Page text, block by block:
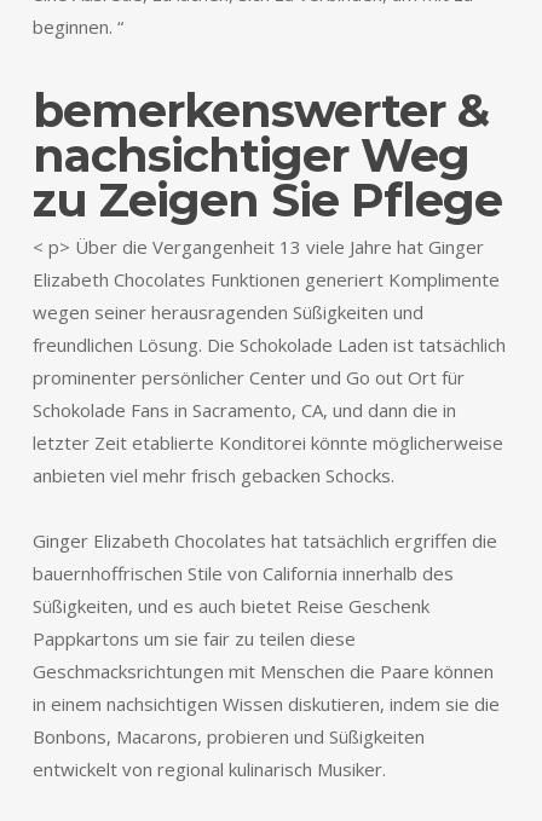
beginnen. “
bemerkenswerter &
nachsichtiger Weg
zu Zeigen Sie Pflege
< p> Über die Vergangenheit 13 viele Jahre hat Ginger
Elizabeth Chocolates Funktionen generiert Komplimente
wegen seiner herausragenden Süßigkeiten und
freundlichen Lösung. Die Schokolade Laden ist tatsächlich
prominenter persönlicher Center und Go out Ort für
Schokolade Fans in Sacramento, CA, und dann die in
letzter Zeit etablierte Konditorei könnte möglicherweise
anbieten viel mehr frisch gebacken Schocks.
Ginger Elizabeth Chocolates hat tatsächlich ergriffen die
bauernhoffrischen Stile von California innerhalb des
Süßigkeiten, und es auch bietet Reise Geschenk
Pappkartons um sie fair zu teilen diese
Geschmacksrichtungen mit Menschen die Paare können
in einem nachsichtigen Wissen diskutieren, indem sie die
Bonbons, Macarons, probieren und Süßigkeiten
entwickelt von regional kulinarisch Musiker.